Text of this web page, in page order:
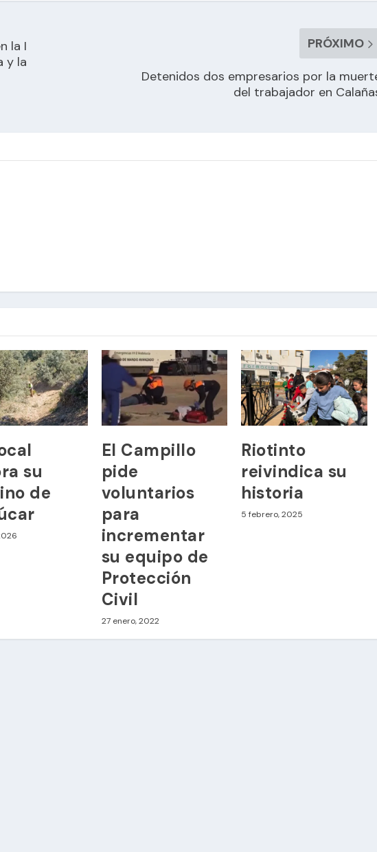
la I
y la
PRÓXIMO
Detenidos dos empresarios por la
del trabajador en
su
de
El Campillo
pide
voluntarios
para
incrementar
su equipo de
Protección
Civil
27 enero, 2022
Riotinto
reivindica su
historia
5 febrero, 2025